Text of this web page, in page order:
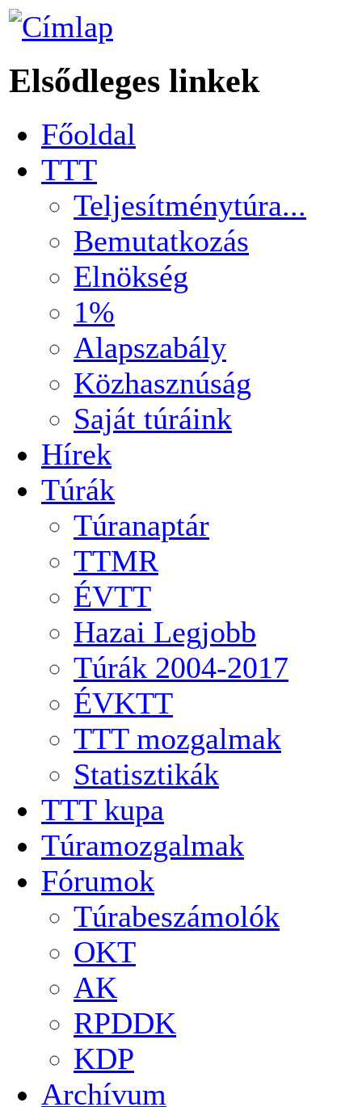
Elsődleges linkek
Főoldal
TTT
Teljesítménytúra...
Bemutatkozás
Elnökség
1%
Alapszabály
Közhasznúság
Saját túráink
Hírek
Túrák
Túranaptár
TTMR
ÉVTT
Hazai Legjobb
Túrák 2004-2017
ÉVKTT
TTT mozgalmak
Statisztikák
TTT kupa
Túramozgalmak
Fórumok
Túrabeszámolók
OKT
AK
RPDDK
KDP
Archívum